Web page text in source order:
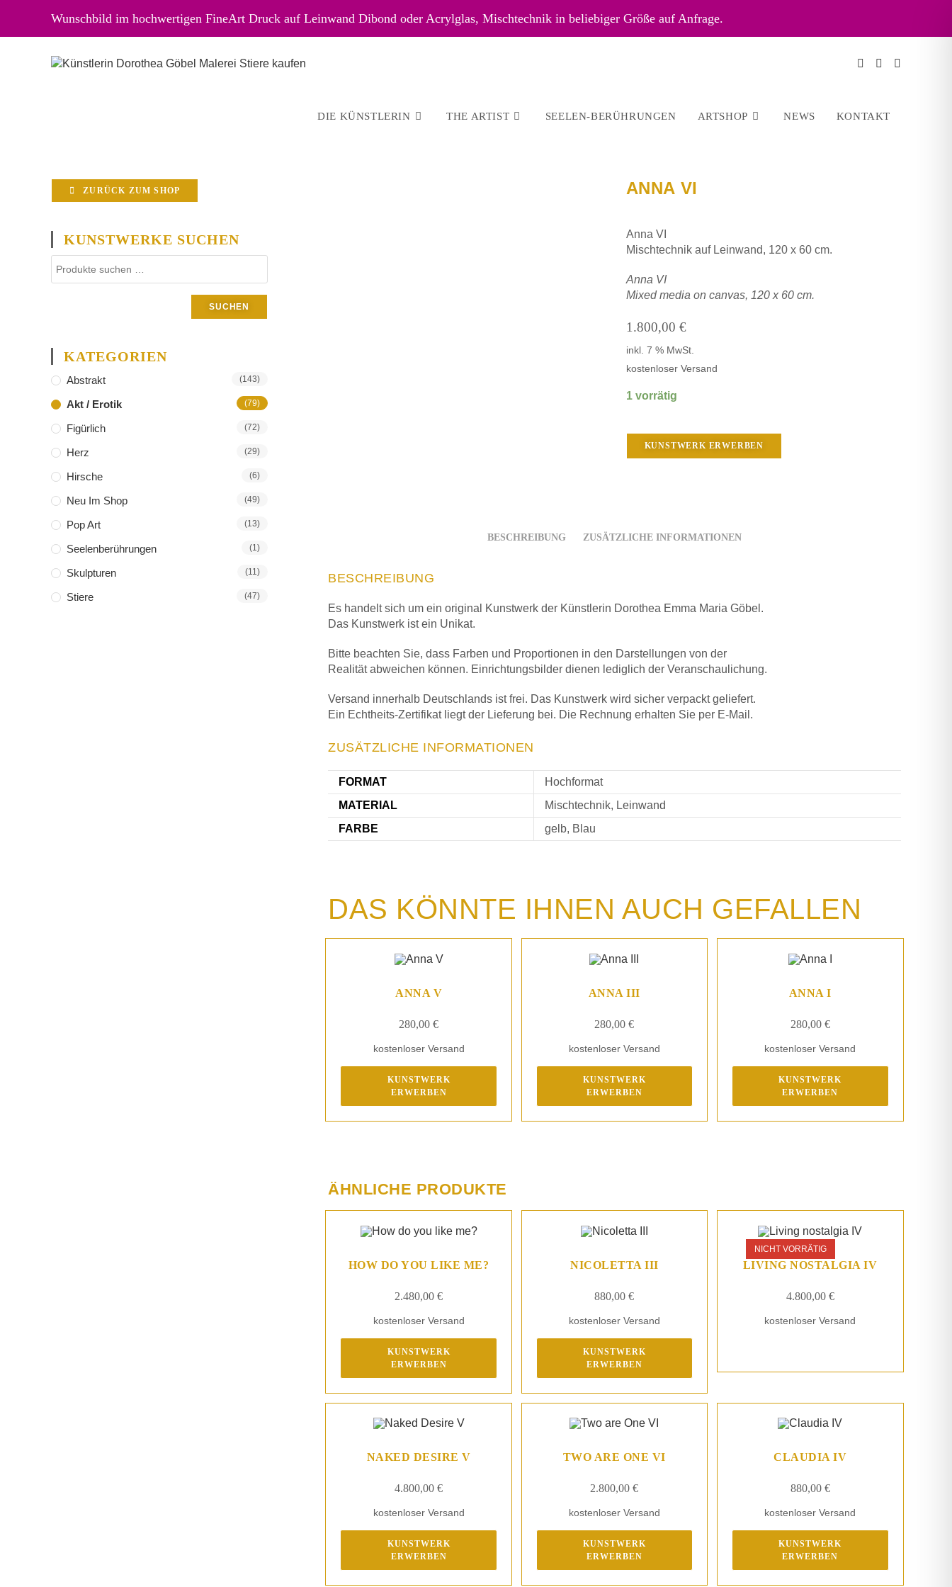
Wunschbild im hochwertigen FineArt Druck auf Leinwand Dibond oder Acrylglas, Mischtechnik in beliebiger Größe auf Anfrage.
DIE KÜNSTLERIN THE ARTIST SEELEN-BERÜHRUNGEN ARTSHOP NEWS KONTAKT
ANNA VI
Anna VI
Mischtechnik auf Leinwand, 120 x 60 cm.
Anna VI
Mixed media on canvas, 120 x 60 cm.
1.800,00 €
inkl. 7 % MwSt.
kostenloser Versand
1 vorrätig
KUNSTWERK ERWERBEN
BESCHREIBUNG ZUSÄTZLICHE INFORMATIONEN
BESCHREIBUNG
Es handelt sich um ein original Kunstwerk der Künstlerin Dorothea Emma Maria Göbel.
Das Kunstwerk ist ein Unikat.
Bitte beachten Sie, dass Farben und Proportionen in den Darstellungen von der
Realität abweichen können. Einrichtungsbilder dienen lediglich der Veranschaulichung.
Versand innerhalb Deutschlands ist frei. Das Kunstwerk wird sicher verpackt geliefert.
Ein Echtheits-Zertifikat liegt der Lieferung bei. Die Rechnung erhalten Sie per E-Mail.
ZUSÄTZLICHE INFORMATIONEN
FORMAT
Hochformat
MATERIAL
Mischtechnik, Leinwand
FARBE
gelb, Blau
DAS KÖNNTE IHNEN AUCH GEFALLEN
ANNA V
280,00€
kostenloser Versand
KUNSTWERK
ERWERBEN
ANNA III
280,00€
kostenloser Versand
KUNSTWERK
ERWERBEN
ANNA I
280,00 €
kostenloser Versand
KUNSTWERK
ERWERBEN
ÄHNLICHE PRODUKTE
HOW DO YOU LIKE ME?
2.480,00€
kostenloser Versand
KUNSTWERK
ERWERBEN
NICOLETTA III
880,00€
kostenloser Versand
KUNSTWERK
ERWERBEN
NICHT VORRÄTIG
LIVING NOSTALGIA IV
4.800,00 €
kostenloser Versand
NAKED DESIRE V
4.800,00€
kostenloser Versand
KUNSTWERK
ERWERBEN
TWO ARE ONE VI
2.800,00€
kostenloser Versand
KUNSTWERK
ERWERBEN
CLAUDIA IV
880,00 €
kostenloser Versand
KUNSTWERK
ERWERBEN
ZURÜCK ZUM SHOP
KUNSTWERKE SUCHEN
SUCHEN
KATEGORIEN
Abstrakt (143)
Akt / Erotik (79)
Figürlich (72)
Herz (29)
Hirsche (6)
Neu Im Shop (49)
Pop Art (13)
Seelenberührungen (1)
Skulpturen (11)
Stiere (47)